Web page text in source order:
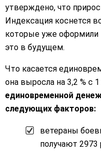
утверждено, что
Индексация коснется
которые уже оформили
это в будущем.
Что касается
она выросла на 3,2 % с
единовременной
следующих факторов:
ветераны
получают 2973